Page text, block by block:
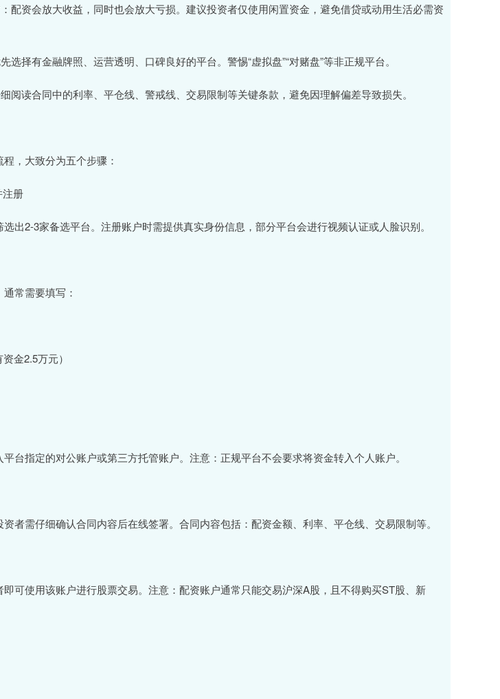
配资会放大收益，同时也会放大亏损。建议投资者仅使用闲置资金，避免借贷或动用生活必需资
选择有金融牌照、运营透明、口碑良好的平台。警惕“虚拟盘”“对赌盘”等非正规平台。
阅读合同中的利率、平仓线、警戒线、交易限制等关键条款，避免因理解偏差导致损失。
，大致分为五个步骤：
注册
出2-3家备选平台。注册账户时需提供真实身份信息，部分平台会进行视频认证或人脸识别。
常需要填写：
金2.5万元）
台指定的对公账户或第三方托管账户。注意：正规平台不会要求将资金转入个人账户。
者需仔细确认合同内容后在线签署。合同内容包括：配资金额、利率、平仓线、交易限制等。
可使用该账户进行股票交易。注意：配资账户通常只能交易沪深A股，且不得购买ST股、新